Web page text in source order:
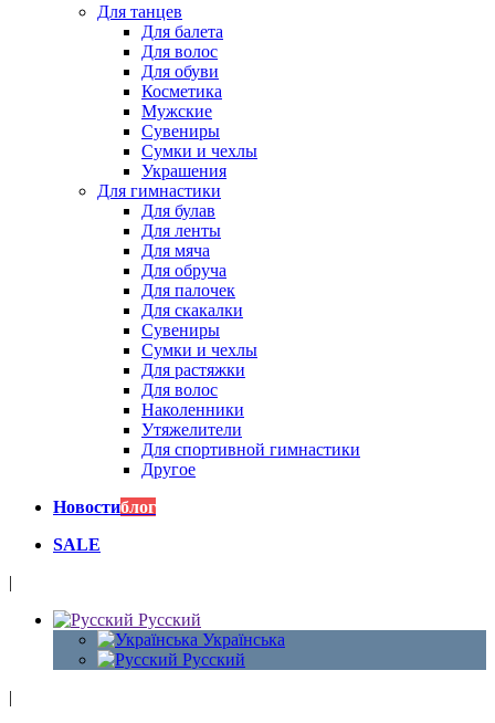
Для танцев
Для балета
Для волос
Для обуви
Косметика
Мужские
Сувениры
Сумки и чехлы
Украшения
Для гимнастики
Для булав
Для ленты
Для мяча
Для обруча
Для палочек
Для скакалки
Сувениры
Сумки и чехлы
Для растяжки
Для волос
Наколенники
Утяжелители
Для спортивной гимнастики
Другое
Новостиблог
SALE
|
Русский
Українська
Русский
|